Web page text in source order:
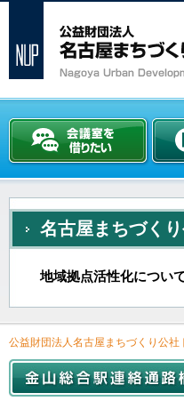
名古屋まちづく
地域拠点活性化につい
公益財団法人名古屋まちづくり公社